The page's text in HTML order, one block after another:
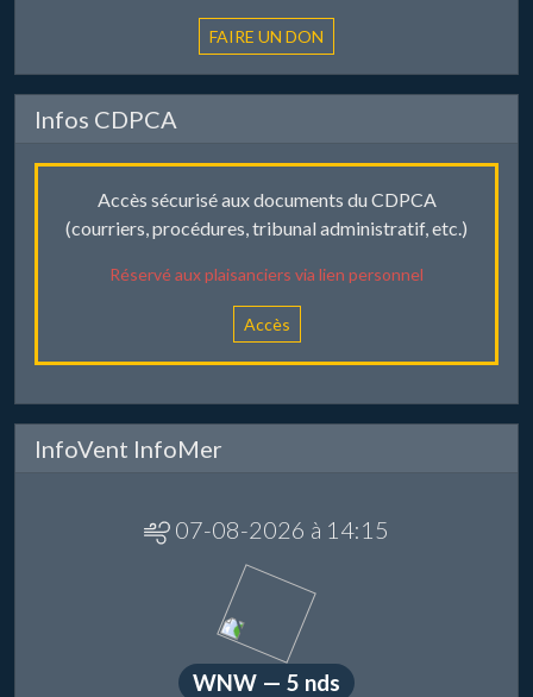
Infos CDPCA
Accès sécurisé aux documents du CDPCA
(courriers, procédures, tribunal administratif, etc.)
Réservé aux plaisanciers via lien personnel
Accès
InfoVent InfoMer
07-08-2026 à 14:15
WNW — 5 nds